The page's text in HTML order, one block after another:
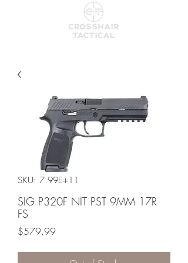
SKU: 7.99E+11
SIG P320F NIT PST 9MM 17R
FS
$579.99Price